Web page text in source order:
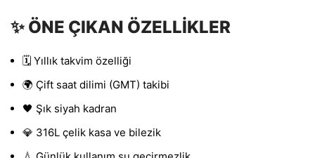
✨ ÖNE ÇIKAN ÖZELLİKLER
🗓️ Yıllık takvim özelliği
🌍 Çift saat dilimi (GMT) takibi
🖤 Şık siyah kadran
💎 316L çelik kasa ve bilezik